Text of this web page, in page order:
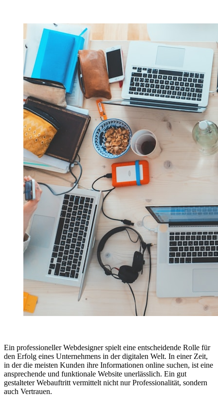
Ein professioneller Webdesigner spielt eine entscheidende Rolle für
den Erfolg eines Unternehmens in der digitalen Welt. In einer Zeit,
in der die meisten Kunden ihre Informationen online suchen, ist eine
ansprechende und funktionale Website unerlässlich. Ein gut
gestalteter Webauftritt vermittelt nicht nur Professionalität, sondern
auch Vertrauen.